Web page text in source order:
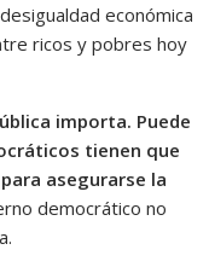
económica
ricos y pobres hoy
importa. Puede
tienen que
asegurarse la
democrático no